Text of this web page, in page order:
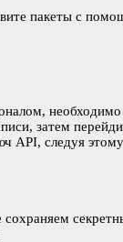
пакеты с
затем
API, следуя
сохраняем